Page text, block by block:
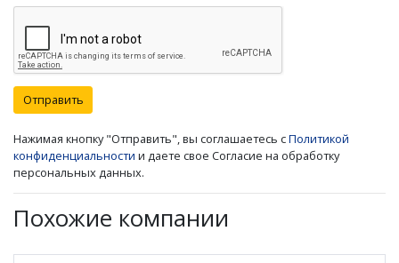
Отправить
Нажимая кнопку "Отправить", вы соглашаетесь сПолитикой
конфиденциальности и даете свое Согласие на обработку
персональных данных.
Похожие компании